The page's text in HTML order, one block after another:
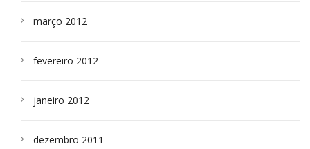
março 2012
fevereiro 2012
janeiro 2012
dezembro 2011